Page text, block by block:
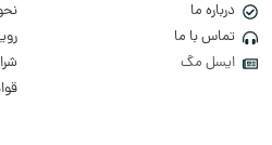
درباره ما
تماس با ما
ایسل مگ